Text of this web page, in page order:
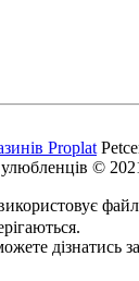
Proplat
©
дізнатись